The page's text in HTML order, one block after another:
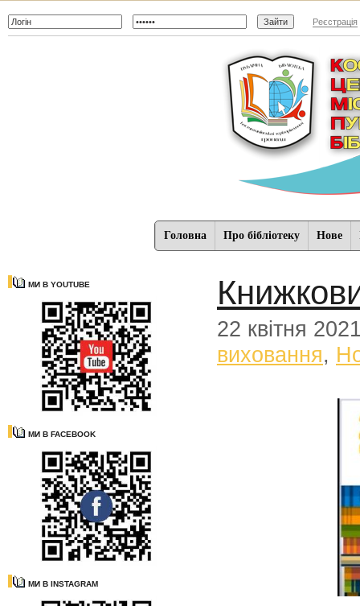
Реєстрація
Головна Про бібліотеку Нове
МИ В YOUTUBE
МИ В FACEBOOK
МИ В INSTAGRAM
22 квітня
виховання,